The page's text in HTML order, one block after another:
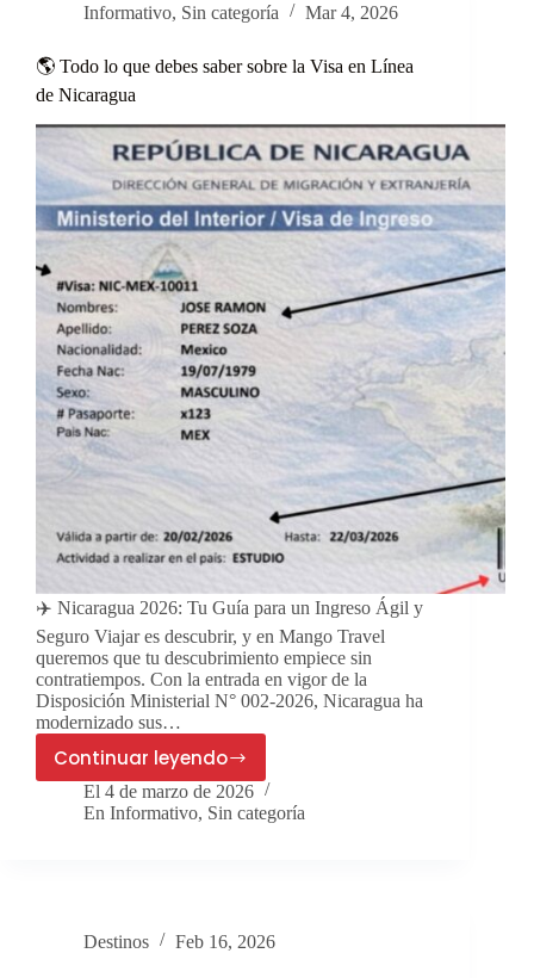
Informativo, Sin categoría Mar 4, 2026
🌎 Todo lo que debes saber sobre la Visa en Línea
de Nicaragua
✈️ Nicaragua 2026: Tu Guía para un Ingreso Ágil y
Seguro Viajar es descubrir, y en Mango Travel
queremos que tu descubrimiento empiece sin
contratiempos. Con la entrada en vigor de la
Disposición Ministerial N° 002-2026, Nicaragua ha
modernizado sus…
Continuar leyendo
🌎
Todo
lo
sobre
El 4 de marzo de 2026
En Informativo, Sin categoría
Destinos Feb 16, 2026